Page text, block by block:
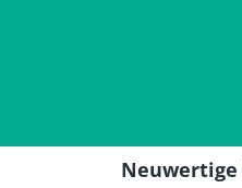
Neuwertige